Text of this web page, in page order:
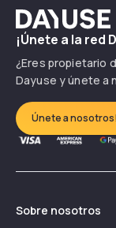
Dayuse
¡Únete a la red
¿Eres propietario
Dayuse y únete a
Únete a nosotros!
Sobre nosotros